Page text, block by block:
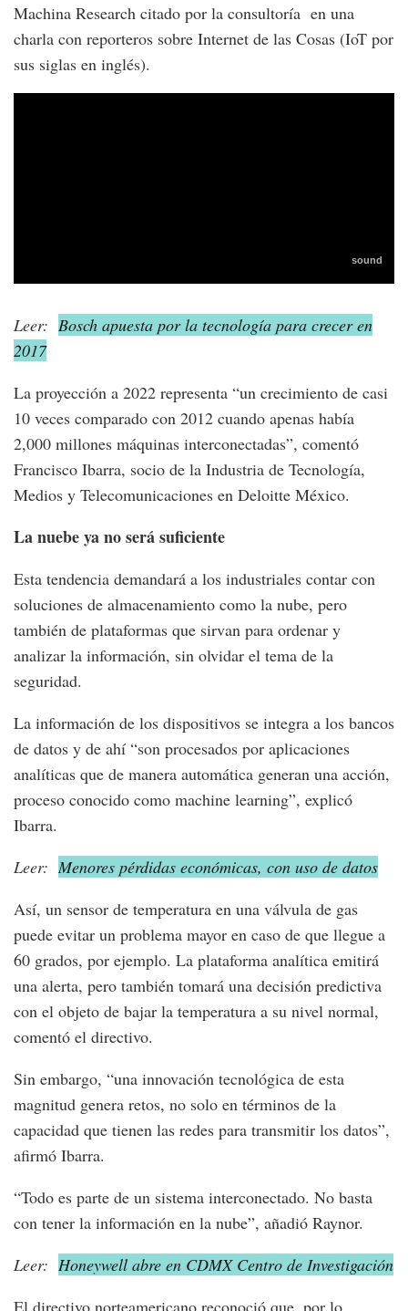
Machina Research citado por la consultoría en una
charla con reporteros sobre Internet de las Cosas (IoT por
sus siglas en inglés).
Leer: Bosch apuesta por la tecnología para crecer en
2017
La proyección a 2022 representa “un crecimiento de casi
10 veces comparado con 2012 cuando apenas había
2,000 millones máquinas interconectadas”, comentó
Francisco Ibarra, socio de la Industria de Tecnología,
Medios y Telecomunicaciones en Deloitte México.
La nuebe ya no será suficiente
Esta tendencia demandará a los industriales contar con
soluciones de almacenamiento como la nube, pero
también de plataformas que sirvan para ordenar y
analizar la información, sin olvidar el tema de la
seguridad.
La información de los dispositivos se integra a los bancos
de datos y de ahí “son procesados por aplicaciones
analíticas que de manera automática generan una acción,
proceso conocido como machine learning”, explicó
Ibarra.
Leer: Menores pérdidas económicas, con uso de datos
Así, un sensor de temperatura en una válvula de gas
puede evitar un problema mayor en caso de que llegue a
60 grados, por ejemplo. La plataforma analítica emitirá
una alerta, pero también tomará una decisión predictiva
con el objeto de bajar la temperatura a su nivel normal,
comentó el directivo.
Sin embargo, “una innovación tecnológica de esta
magnitud genera retos, no solo en términos de la
capacidad que tienen las redes para transmitir los datos”,
afirmó Ibarra.
“Todo es parte de un sistema interconectado. No basta
con tener la información en la nube”, añadió Raynor.
Leer: Honeywell abre en CDMX Centro de Investigación
El directivo norteamericano reconoció que, por lo